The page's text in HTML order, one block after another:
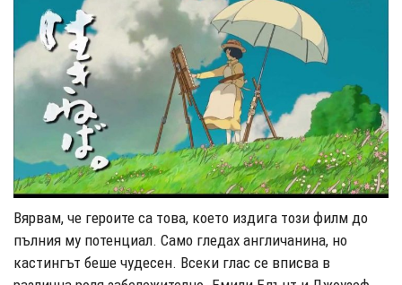
Вярвам, че героите са това, което издига този филм до
пълния му потенциал. Само гледах англичанина, но
кастингът беше чудесен. Всеки глас се вписва в